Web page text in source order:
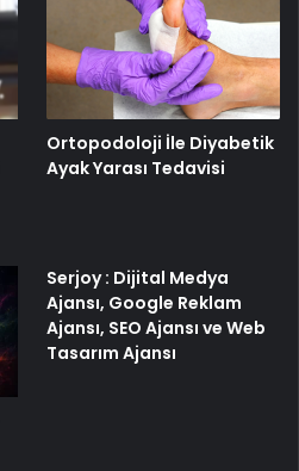
Ortopodoloji İle Diyabetik
Ayak Yarası Tedavisi
Serjoy : Dijital Medya
Ajansı, Google Reklam
Ajansı, SEO Ajansı ve Web
Tasarım Ajansı